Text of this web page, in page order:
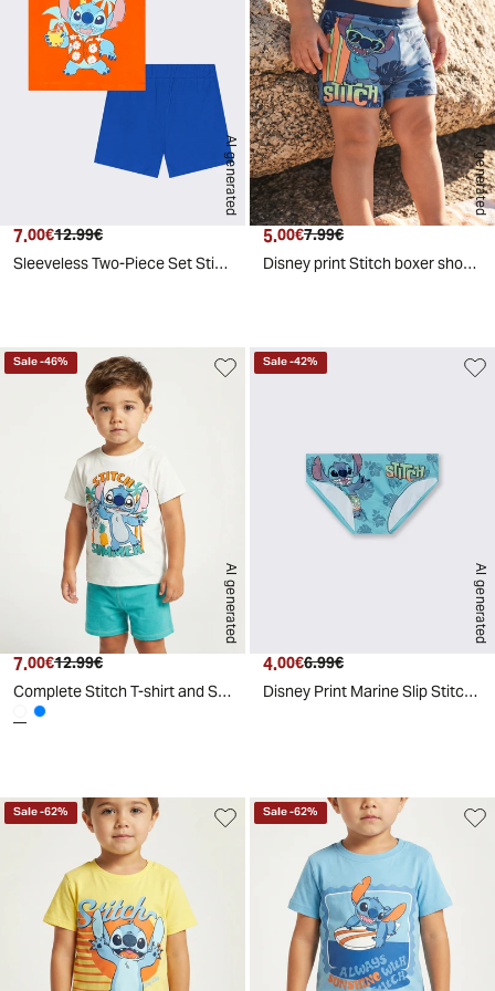
AI generated
Current price
7.00€ Original price
12.99€
Sleeveless Two-Piece Set Stitch - Orange
AI generated
Current price
5.00€ Original price
7.99€
Disney print Stitch boxer shorts - Blue
AI generated
Sale-46%
Current price
7.00€ Original price
12.99€
Complete Stitch T-shirt and Shorts Set - White
AI generated
Sale-42%
Current price
4.00€ Original price
6.99€
Disney Print Marine Slip Stitch - Sky blue
Sale-62% Sale-62%